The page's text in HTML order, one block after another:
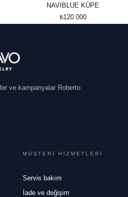
NAVIBLUE KÜPE
₺120.000
ve kampanyalar Roberto
MÜŞTERİ HİZMETLERİ
Servis bakım
İade ve değişim